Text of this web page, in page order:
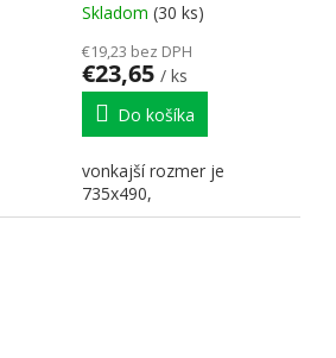
Skladom (30 ks)
€19,23 bez DPH
€23,65 / ks
Do košíka
vonkajší rozmer je
735x490,